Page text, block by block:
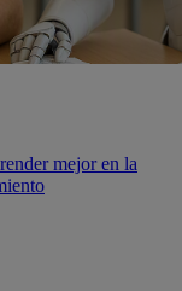
mejor en la